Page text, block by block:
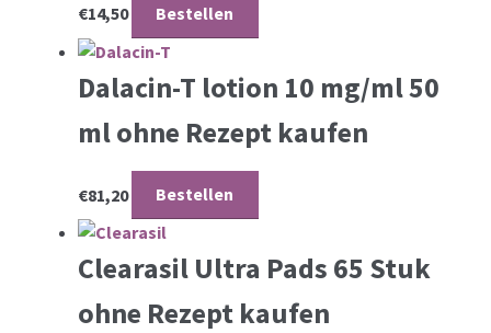
€14,50 Bestellen
Dalacin-T lotion 10 mg/ml 50
ml ohne Rezept kaufen
€81,20 Bestellen
Clearasil Ultra Pads 65 Stuk
ohne Rezept kaufen